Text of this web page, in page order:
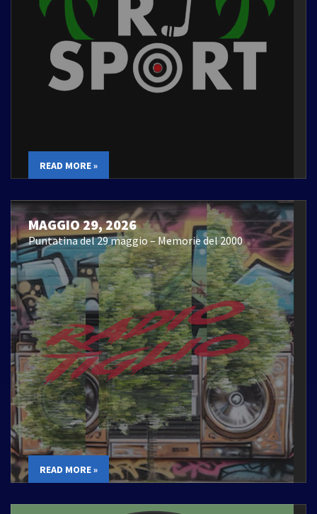
READ MORE »
MAGGIO 29, 2026
Puntatina del 29 maggio – Memorie del 2000
READ MORE »